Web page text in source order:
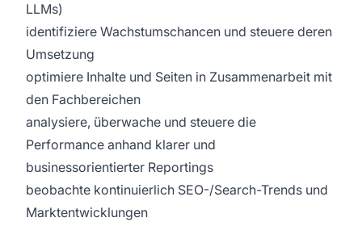
LLMs)
identifiziere Wachstumschancen und steuere deren
Umsetzung
optimiere Inhalte und Seiten in Zusammenarbeit mit
den Fachbereichen
analysiere, überwache und steuere die
Performance anhand klarer und
businessorientierter Reportings
beobachte kontinuierlich SEO-/Search-Trends und
Marktentwicklungen